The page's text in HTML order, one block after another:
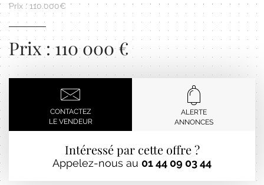
Prix : 110.000€
Prix : 110 000 €
CONTACTEZ
LE VENDEUR
ALERTE
ANNONCES
Intéressé par cette offre ?
Appelez-nous au 01 44 09 03 44